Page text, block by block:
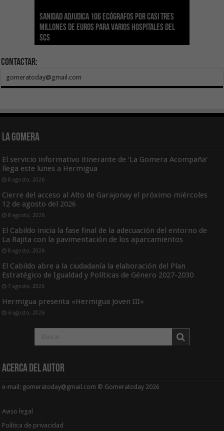
Sanidad adjudica 106 ecógrafos por casi tres
millones de euros para varios hospitales del
SCS
Gesplan logra la máxima puntuación en el
Índice de Transparencia de Canarias por cuarto
año consecutivo
El Gobierno canario concede ayudas del
POSEICAN-Pesca al sector por valor de 7,09 M€
tras aumentar las cuantías
Transición Ecológica coordina con Ashotel su
adhesión a la Red de Refugios Climáticos de
Canarias
Visocan incorpora 170 pisos a su parque de
vivienda protegida en régimen de alquiler
asequible de Tenerife
Sanidad refuerza la capacidad diagnóstica de
los centros de salud con el impulso de la
ecografía clínica
Contactar:
gomeratoday@gmail.com
La Gomera
El servicio informativo itinerante de ‘La Gomera Acompaña’
llega este lunes a Hermigua
8 agosto, 2026
Cierre del acceso al Alto de Garajonay el próximo miércoles
12 de agosto del 2026
8 agosto, 2026
El Cabildo inicia la fase final de la adecuación del entorno de
La Rajita con la pavimentación de los aparcamientos
8 agosto, 2026
El Cabildo abre a la ciudadanía la elaboración del Plan
Estratégico de Igualdad y Políticas de Género 2027-2030
7 agosto, 2026
Hermigua presenta «Hermigua Joven III»
6 agosto, 2026
Acerca del Autor
e-mail: gomeratoday@gmail.com © Gomeratoday 2026
Aviso legal
Política de privacidad